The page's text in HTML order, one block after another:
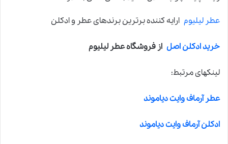
عطر لیلیوم ارایه کننده برترین برندهای عطر و ادکلن
خرید ادکلن اصل از فروشگاه عطر لیلیوم
لینکهای مرتبط:
عطر آرماف وایت دیاموند
ادکلن آرماف وایت دیاموند